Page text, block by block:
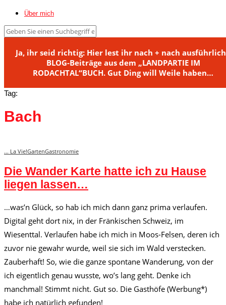
Über mich
Ja, ihr seid richtig: Hier lest ihr nach + nach
BLOG-Beiträge aus dem „LANDPARTIE IM
RODACHTAL“BUCH. Gut Ding will Weile haben…
Tag:
Bach
... La Vie!GartenGastronomie
Die Wander Karte hatte ich zu Hause
liegen lassen…
…was’n Glück, so hab ich mich dann ganz prima verlaufen.
Digital geht dort nix, in der Fränkischen Schweiz, im
Wiesenttal. Verlaufen habe ich mich in Moos-Felsen, deren ich
zuvor nie gewahr wurde, weil sie sich im Wald verstecken.
Zauberhaft! So, wie die ganze spontane Wanderung, von der
ich eigentlich genau wusste, wo’s lang geht. Denke ich
manchmal! Stimmt nicht. Gut so. Die Gasthöfe (Werbung*)
habe ich natürlich gefunden!